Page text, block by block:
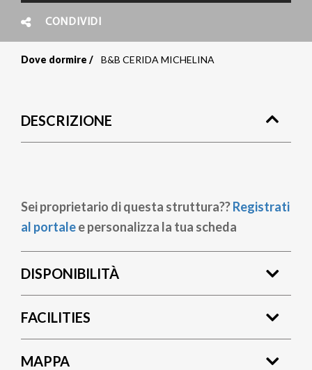
CONDIVIDI
pane
Dove dormire B&B CERIDA MICHELINA
DESCRIZIONE
Sei proprietario di questa struttura??Registrati
al portalee personalizza la tua scheda
DISPONIBILITÀ
FACILITIES
MAPPA